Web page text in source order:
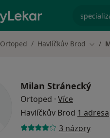
Ortoped Havlíčkův Brod
Milan Stránecký
Ortoped · Více
Havlíčkův Brod 1 adresa
3 názory